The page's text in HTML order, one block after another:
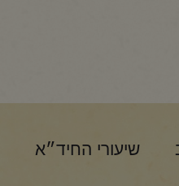
שיעורי החיד״א